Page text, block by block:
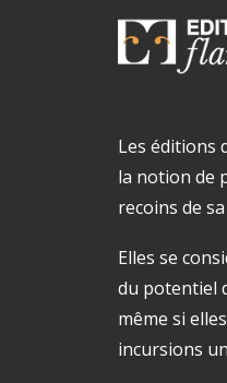
Les éditions
la notion de
recoins de
Elles se
du potentiel
même si
incursions